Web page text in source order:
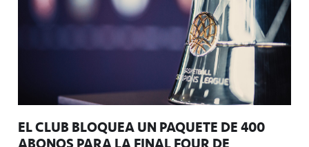
EL CLUB BLOQUEA UN PAQUETE DE 400